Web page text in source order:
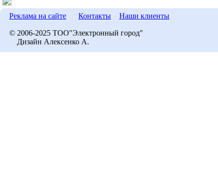
Реклама на сайте Контакты Наши клиенты
© 2006-2025 ТОО"Электронный город"
Дизайн Алексенко А.